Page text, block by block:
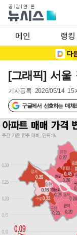
메인 랭킹
[그래픽] 서울
기사등록 2026/05/14
구글에서 선호하는 매체